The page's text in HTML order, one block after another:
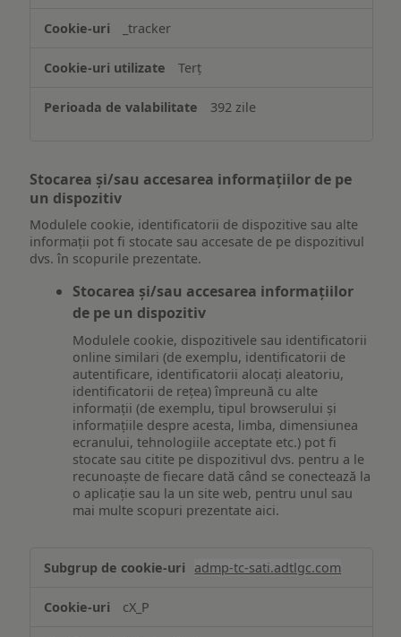
_tracker
Terț
392 zile
Stocarea și/sau accesarea informațiilor de pe
un dispozitiv
Modulele cookie, identificatorii de dispozitive sau alte
informații pot fi stocate sau accesate de pe dispozitivul
dvs. în scopurile prezentate.
Stocarea și/sau accesarea informațiilor
de pe un dispozitiv
Modulele cookie, dispozitivele sau identificatorii
online similari (de exemplu, identificatorii de
autentificare, identificatorii alocați aleatoriu,
identificatorii de rețea) împreună cu alte
informații (de exemplu, tipul browserului și
informațiile despre acesta, limba, dimensiunea
ecranului, tehnologiile acceptate etc.) pot fi
stocate sau citite pe dispozitivul dvs. pentru a le
recunoaște de fiecare dată când se conectează la
o aplicație sau la un site web, pentru unul sau
mai multe scopuri prezentate aici.
Stocarea
și/sau
accesarea
informațiilor
admp-tc-sati.adtlgc.com
cX_P